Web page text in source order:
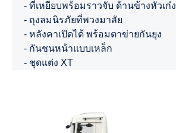
- ที่เหยียบพร้อมราวจับ ด้านข้างหัวเก๋ง
- ถุงลมนิรภัยที่พวงมาลัย
- หลังคาเปิดได้ พร้อมตาข่ายกันยุง
- กันชนหน้าแบบเหล็ก
- ชุดแต่ง XT